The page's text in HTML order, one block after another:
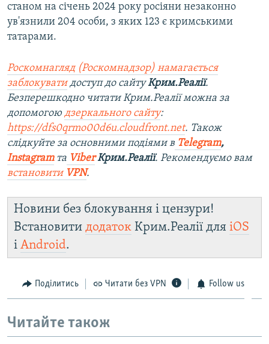
станом на січень 2024 року росіяни незаконно
ув'язнили 204 особи, з яких 123 є кримськими
татарами.
Роскомнагляд (Роскомнадзор) намагається
заблокуватидоступ до сайтуКрим.Реалії.
Безперешкодно читати Крим.Реалії можна за
допомогою дзеркального сайту:
https://dfs0qrmo00d6u.cloudfront.net. Також
слідкуйте за основними подіями в Telegram,
Instagramта ViberКрим.Реалії. Рекомендуємо вам
встановити VPN.
Новини без блокування і цензури!
Встановити додаток Крим.Реалії для iOS
і Android.
Поділитись Читати без VPN Follow us
Читайте також